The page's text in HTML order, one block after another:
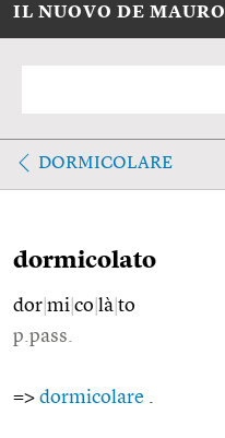
IL NUOVO DE MAURO
DORMICOLARE
dormicolato
dor mi co là to
p.pass.
=> dormicolare